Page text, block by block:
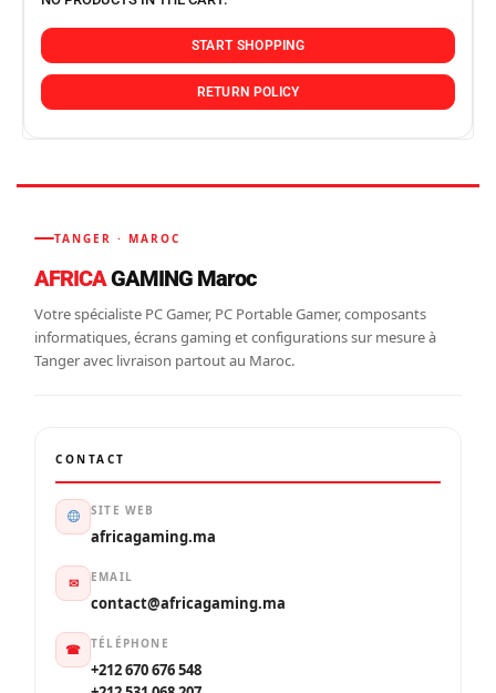
AFRICA GAMING Maroc
Votre spécialiste PC Gamer, PC Portable Gamer, composants
informatiques, écrans gaming et configurations sur mesure à
Tanger avec livraison partout au Maroc.
africagaming.ma
✉
contact@africagaming.ma
☎ TÉLÉPHONE
+212 670 676 548
+212 531 068 207